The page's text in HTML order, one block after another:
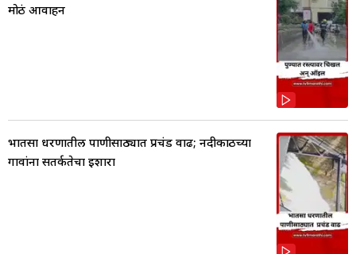
मोठं आवाहन
भातसा धरणातील पाणीसाठ्यात प्रचंड वाढ; नदीकाठच्या
गावांना सतर्कतेचा इशारा